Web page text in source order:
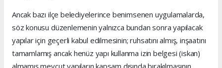
Ancak bazı ilçe belediyelerince benimsenen uygulamalarda,
söz konusu düzenlemenin yalnızca bundan sonra yapılacak
yapılar için geçerli kabul edilmesinin; ruhsatını almış, inşaatını
tamamlamış ancak henüz yapı kullanma izin belgesi (iskan)